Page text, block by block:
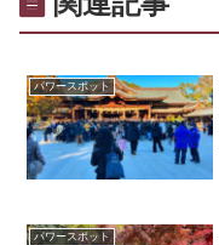
パワースポット
パワースポット